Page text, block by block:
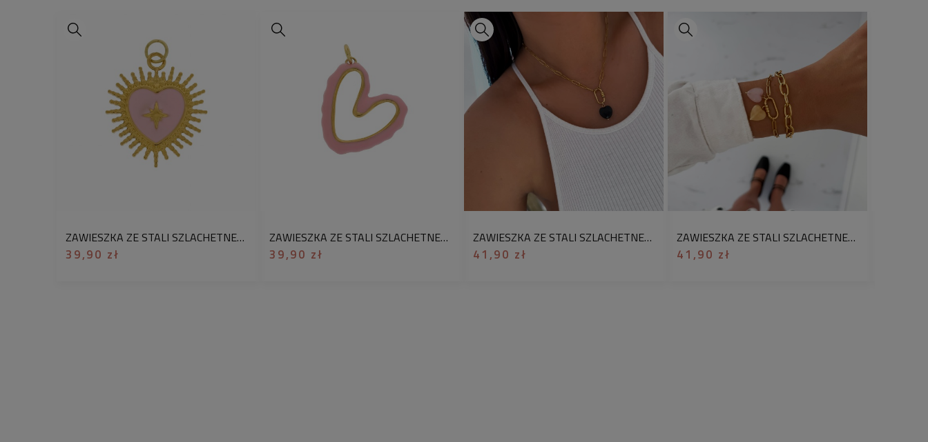
długość zawieszki:ok. 1,5 cm
kolor:
materiał:
stal chirurgiczna 316 l, kamień - agat
Oferta dotyczy 1 szt. zawieszki bez naszyjnika/
bransoletki i pudełka prezentowego.
Dodaj wyjątkowy charakter swojej biżuterii z naszymi
uroczymi zawieszkami! W ofercie znajdziesz różnorodne
wzory i kolory – od minimalistycznych wzorów, przez
urocze zwierzątka, aż po romantyczne
motywy. Personalizuj, mieszaj i wyrażaj siebie!
naszej usługipakowania na prezent!Wybierz jedno z
pudełek jubilerskich. Dodatkowo bezpłatnie możesz
ZAWIESZKA ZE STALI SZLACHETNEJ DO BRANSOLETKI NASZYJNIKA EMALIOWANE SERDUSZKO RÓŻOWO ZŁOTE
39,90 zł
ZAWIESZKA ZE STALI SZLACHETNEJ DO BRANSOLETKI NASZYJNIKA SERDUSZKO RÓŻOWE
39,90 zł
ZAWIESZKA ZE STALI SZLACHETNEJ DO BRANSOLETKI NASZYJNIKA Z TURMALINEM CZARNE SERCE
41,90 zł
ZAWIESZKA ZE STALI SZLACHETNEJ DO BRANSOLETKI NASZYJNIKA SERCE KAMIEŃ KWARC RÓŻOWY
41,90 zł